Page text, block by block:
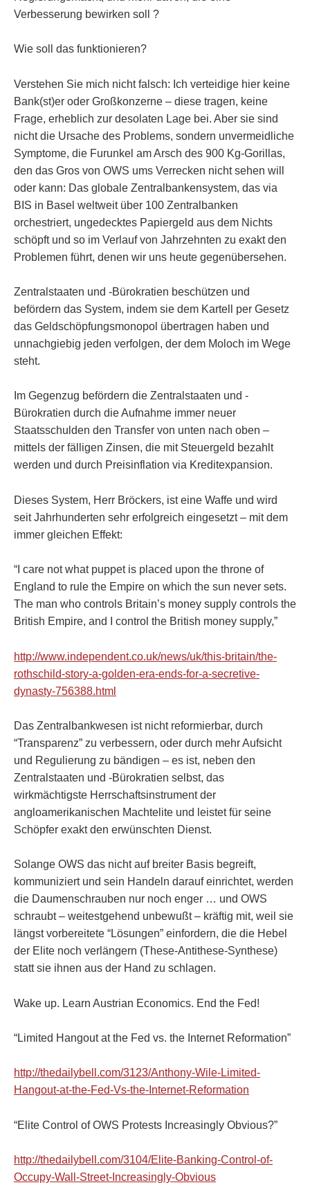
Verbesserung bewirken soll ?
Wie soll das funktionieren?
Verstehen Sie mich nicht falsch: Ich verteidige hier keine
Bank(st)er oder Großkonzerne – diese tragen, keine
Frage, erheblich zur desolaten Lage bei. Aber sie sind
nicht die Ursache des Problems, sondern unvermeidliche
Symptome, die Furunkel am Arsch des 900 Kg-Gorillas,
den das Gros von OWS ums Verrecken nicht sehen will
oder kann: Das globale Zentralbankensystem, das via
BIS in Basel weltweit über 100 Zentralbanken
orchestriert, ungedecktes Papiergeld aus dem Nichts
schöpft und so im Verlauf von Jahrzehnten zu exakt den
Problemen führt, denen wir uns heute gegenübersehen.
Zentralstaaten und -Bürokratien beschützen und
befördern das System, indem sie dem Kartell per Gesetz
das Geldschöpfungsmonopol übertragen haben und
unnachgiebig jeden verfolgen, der dem Moloch im Wege
steht.
Im Gegenzug befördern die Zentralstaaten und -
Bürokratien durch die Aufnahme immer neuer
Staatsschulden den Transfer von unten nach oben –
mittels der fälligen Zinsen, die mit Steuergeld bezahlt
werden und durch Preisinflation via Kreditexpansion.
Dieses System, Herr Bröckers, ist eine Waffe und wird
seit Jahrhunderten sehr erfolgreich eingesetzt – mit dem
immer gleichen Effekt:
“I care not what puppet is placed upon the throne of
England to rule the Empire on which the sun never sets.
The man who controls Britain’s money supply controls the
British Empire, and I control the British money supply,”
http://www.independent.co.uk/news/uk/this-britain/the-
rothschild-story-a-golden-era-ends-for-a-secretive-
dynasty-756388.html
Das Zentralbankwesen ist nicht reformierbar, durch
“Transparenz” zu verbessern, oder durch mehr Aufsicht
und Regulierung zu bändigen – es ist, neben den
Zentralstaaten und -Bürokratien selbst, das
wirkmächtigste Herrschaftsinstrument der
angloamerikanischen Machtelite und leistet für seine
Schöpfer exakt den erwünschten Dienst.
Solange OWS das nicht auf breiter Basis begreift,
kommuniziert und sein Handeln darauf einrichtet, werden
die Daumenschrauben nur noch enger … und OWS
schraubt – weitestgehend unbewußt – kräftig mit, weil sie
längst vorbereitete “Lösungen” einfordern, die die Hebel
der Elite noch verlängern (These-Antithese-Synthese)
statt sie ihnen aus der Hand zu schlagen.
Wake up. Learn Austrian Economics. End the Fed!
“Limited Hangout at the Fed vs. the Internet Reformation”
http://thedailybell.com/3123/Anthony-Wile-Limited-
Hangout-at-the-Fed-Vs-the-Internet-Reformation
“Elite Control of OWS Protests Increasingly Obvious?”
http://thedailybell.com/3104/Elite-Banking-Control-of-
Occupy-Wall-Street-Increasingly-Obvious